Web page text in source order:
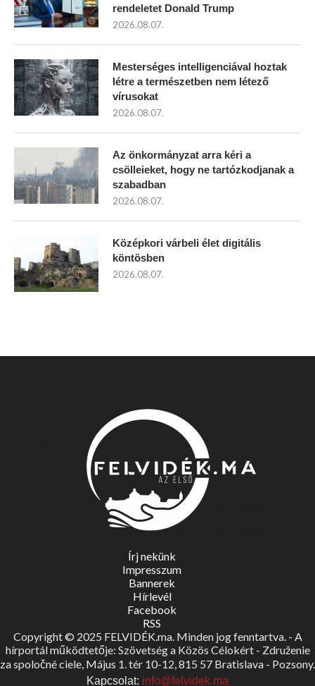
rendeletet Donald Trump
2026.08.07.
Mesterséges intelligenciával hoztak
létre a természetben nem létező
vírusokat
2026.08.07.
Az önkormányzat arra kéri a
csölleieket, hogy ne tartózkodjanak a
szabadban
2026.08.07.
Középkori várbeli élet digitális
köntösben
2026.08.07.
Írj nekünk
Impresszum
Bannerek
Hírlevél
Facebook
RSS
Copyright © 2025 FELVIDÉK.ma. Minden jog fenntartva. - A
hírportál működtetője: Szövetség a Közös Célokért - Združenie
za spoločné ciele, Május 1. tér 10-12, 815 57 Bratislava - Pozsony.
Kapcsolat: info@felvidek.ma